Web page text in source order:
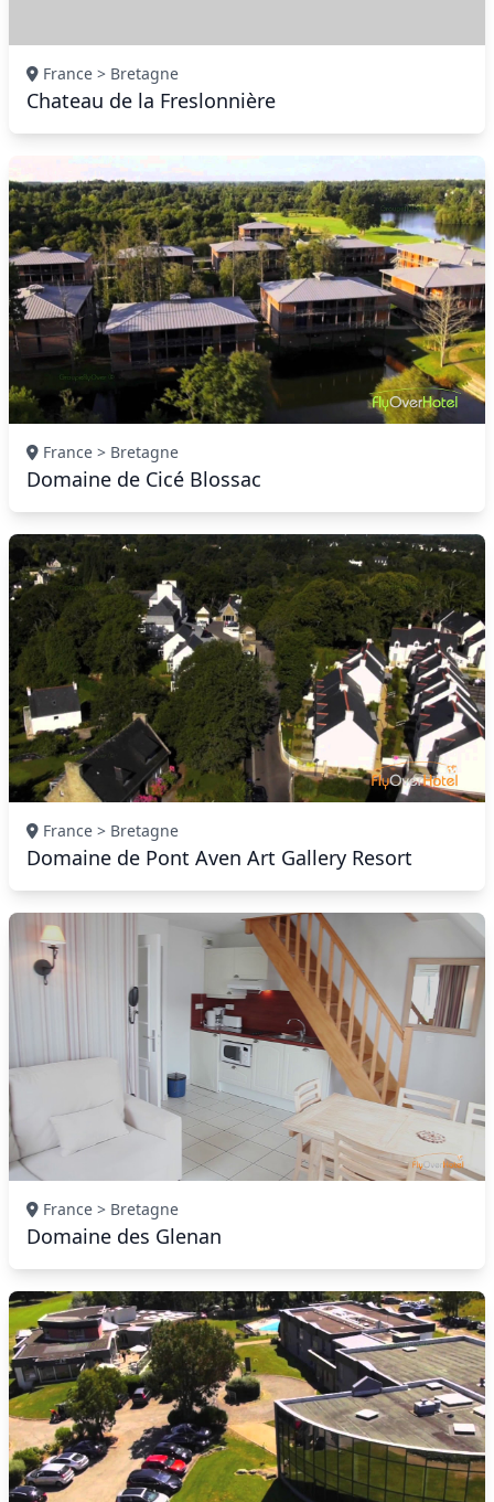
France > Bretagne
Chateau de la Freslonnière
France > Bretagne
Domaine de Cicé Blossac
France > Bretagne
Domaine de Pont Aven Art Gallery Resort
France > Bretagne
Domaine des Glenan